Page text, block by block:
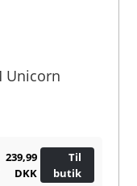
Unicorn
239,99
DKK
Til
butik